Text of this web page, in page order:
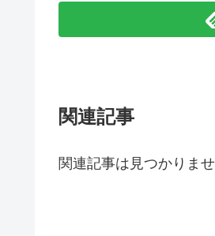
関連記事
関連記事は見つかりませ